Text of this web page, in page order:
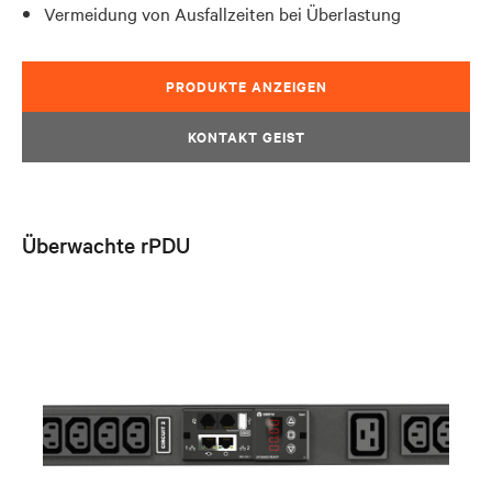
Vermeidung von Ausfallzeiten bei Überlastung
PRODUKTE ANZEIGEN
KONTAKT GEIST
Überwachte rPDU